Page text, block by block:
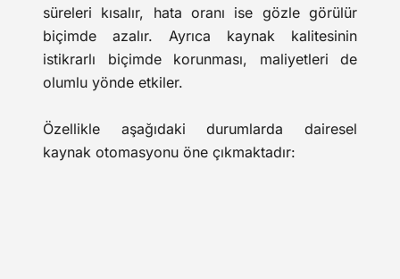
süreleri kısalır, hata oranı ise gözle görülür
biçimde azalır. Ayrıca kaynak kalitesinin
istikrarlı biçimde korunması, maliyetleri de
olumlu yönde etkiler.
Özellikle aşağıdaki durumlarda dairesel
kaynak otomasyonu öne çıkmaktadır: